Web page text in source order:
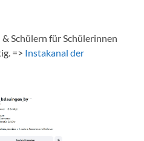
Schülern für Schülerinnen
=> Instakanal der